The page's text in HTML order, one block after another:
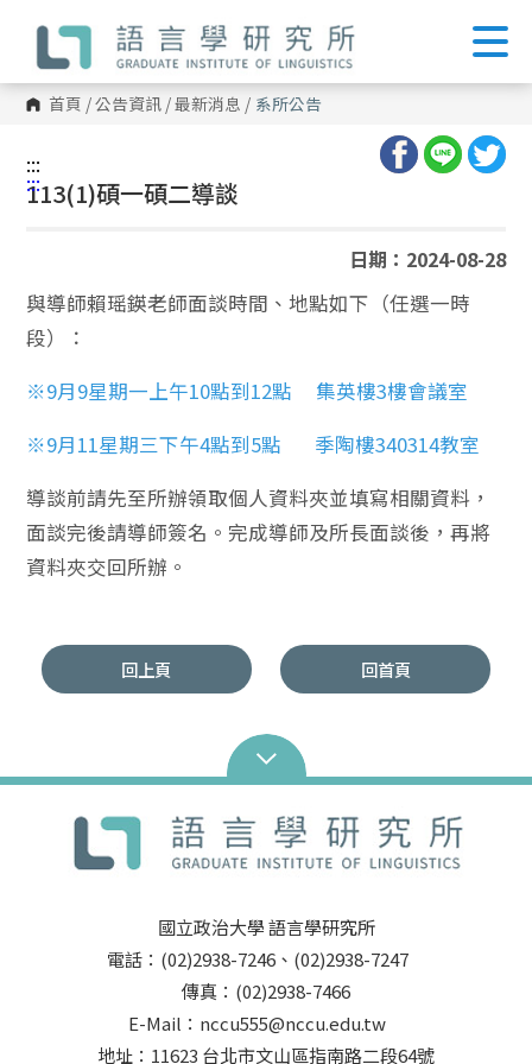
內
容 首頁 /公告資訊 /最新消息 / 系所公告
:::
:::
113(1)碩一碩二導談
日期：2024-08-28
與導師賴瑶鍈老師面談時間、地點如下（任選一時
段）：
※9月9星期一上午10點到12點 集英樓3樓會議室
※9月11星期三下午4點到5點 季陶樓340314教室
導談前請先至所辦領取個人資料夾並填寫相關資料，
面談完後請導師簽名。完成導師及所長面談後，再將
資料夾交回所辦。
回上頁 回首頁
國立政治大學 語言學研究所
電話：(02)2938-7246、(02)2938-7247
傳真：(02)2938-7466
E-Mail：nccu555@nccu.edu.tw
地址：11623 台北市文山區指南路二段64號